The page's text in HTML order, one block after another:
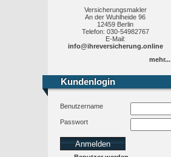
Versicherungsmakler
An der Wuhlheide 96
12459 Berlin
Telefon: 030-54982767
E-Mail:
info@ihreversicherung.online
mehr...
Kundenlogin
Kundenlogin
Benutzername
Passwort